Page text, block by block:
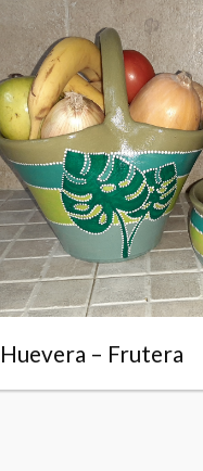
Huevera – Frutera